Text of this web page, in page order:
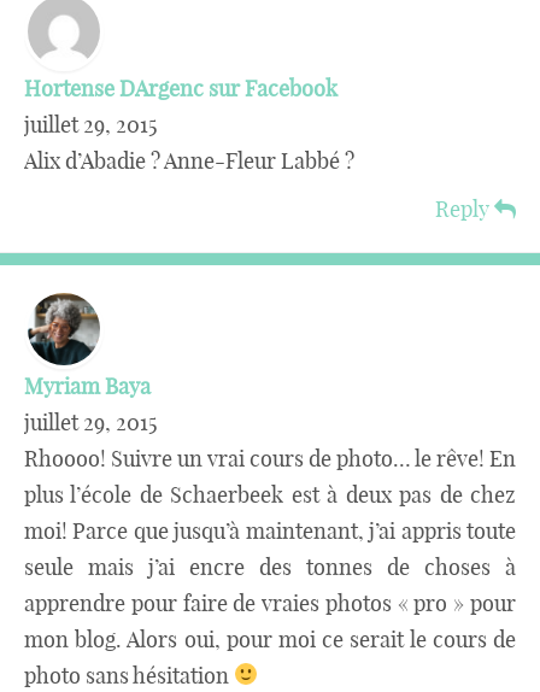
Hortense DArgenc sur Facebook
juillet 29, 2015
Alix d’Abadie ? Anne-Fleur Labbé ?
Reply
Myriam Baya
juillet 29, 2015
Rhoooo! Suivre un vrai cours de photo… le rêve! En
plus l’école de Schaerbeek est à deux pas de chez
moi! Parce que jusqu’à maintenant, j’ai appris toute
seule mais j’ai encre des tonnes de choses à
apprendre pour faire de vraies photos « pro » pour
mon blog. Alors oui, pour moi ce serait le cours de
photo sans hésitation